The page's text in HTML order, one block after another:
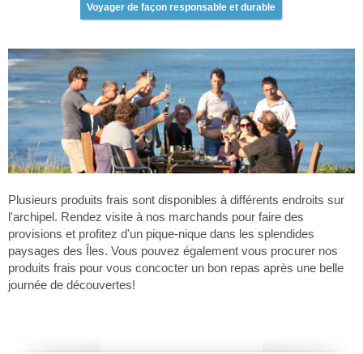
Voyager de façon responsable et durable
Plusieurs produits frais sont disponibles à différents endroits sur
l'archipel. Rendez visite à nos marchands pour faire des
provisions et profitez d'un pique-nique dans les splendides
paysages des Îles. Vous pouvez également vous procurer nos
produits frais pour vous concocter un bon repas après une belle
journée de découvertes!